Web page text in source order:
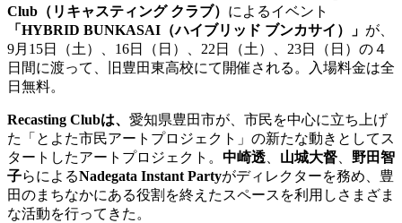
Club（リキャスティング クラブ） によるイベント
「 HYBRID BUNKASAI（ハイブリッド ブンカサイ） 」 が、
9月 15日（土）、 16日（日）、 22 日（土）、 23日（日）の４
日間に渡って、旧豊田東高校にて開催される。入場料金は全
日無料。
Recasting Clubは、 愛知県豊田市が、市民を中心に立ち上げ
た「とよた市民アートプロジェクト」の新たな動きとしてス
タートしたアートプロジェクト。 中崎透 山城大督
野田智
子らによるNadegata Instant Partyがディレクターを務め、豊
田のまちなかにある役割を終えたスペースを利用しさまざま
な活動を行ってきた。